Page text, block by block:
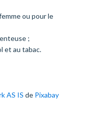
ou pour le
;
et au tabac.
AS IS de Pixabay